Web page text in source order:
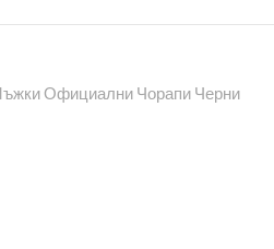
Официални Чорапи Черни